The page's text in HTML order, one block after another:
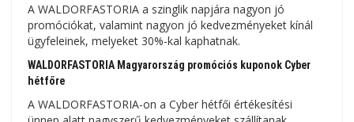
A WALDORFASTORIA a szinglik napjára nagyon jó
promóciókat, valamint nagyon jó kedvezményeket kínál
ügyfeleinek, melyeket 30%-kal kaphatnak.
WALDORFASTORIA Magyarország promóciós kuponok Cyber ​​​​
hétfőre
A WALDORFASTORIA-on a Cyber ​​​​hétfői értékesítési